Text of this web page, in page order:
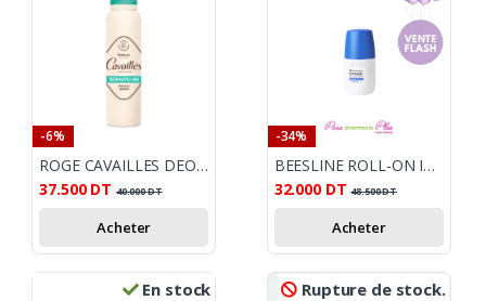
-6%
ROGE CAVAILLES DEO SOIN DERMATO SPRAY PEAUX SENSIBLES 150ML
37.500 DT 40.000DT
Acheter
-34%
BEESLINE ROLL-ON INSTANT WHITE +VIT C
32.000 DT 48.500DT
Acheter
En stock Rupture de stock.